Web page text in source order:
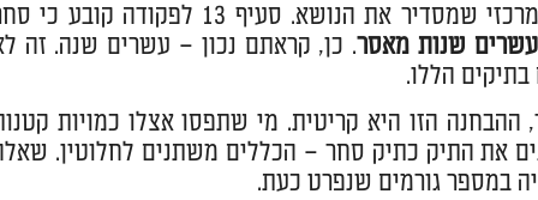
פקודת הסמים המסוכנים (נוסח חדש), תשל"ג-1973, היא החוק המרכזי שמסדיר את הנושא. סעיף 13 לפקודה
עשרים שנות מאסר. כן, קראתם נכון – עשרים שנה. זה
הללו.
הזו היא קריטית. מי שתפסו אצלו כמויות
את התיק כתיק סחר – הכללים משתנים לחלוטין.
במספר גורמים שנפרט כעת.